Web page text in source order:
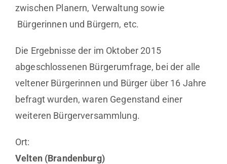
zwischen Planern, Verwaltung sowie
Bürgerinnen und Bürgern, etc.
Die Ergebnisse der im Oktober 2015
abgeschlossenen Bürgerumfrage, bei der alle
veltener Bürgerinnen und Bürger über 16 Jahre
befragt wurden, waren Gegenstand einer
weiteren Bürgerversammlung.
Ort:
Velten (Brandenburg)